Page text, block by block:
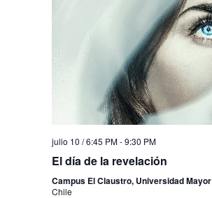
julio 10 / 6:45 PM-9:30 PM
El día de la revelación
Campus El Claustro, Universidad Mayor
Chile